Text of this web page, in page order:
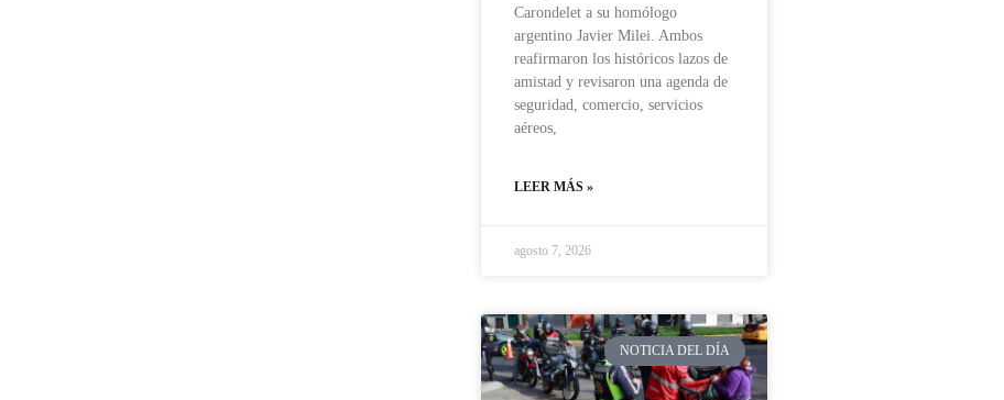
Carondelet a su homólogo
argentino Javier Milei. Ambos
reafirmaron los históricos lazos de
amistad y revisaron una agenda de
seguridad, comercio, servicios
aéreos,
LEER MÁS »
agosto 7, 2026
NOTICIA DEL DÍA